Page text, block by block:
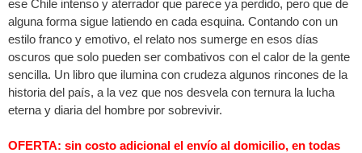
ese Chile intenso y aterrador que parece ya perdido, pero que de
alguna forma sigue latiendo en cada esquina. Contando con un
estilo franco y emotivo, el relato nos sumerge en esos días
oscuros que solo pueden ser combativos con el calor de la gente
sencilla. Un libro que ilumina con crudeza algunos rincones de la
historia del país, a la vez que nos desvela con ternura la lucha
eterna y diaria del hombre por sobrevivir.
OFERTA: sin costo adicional el envío al domicilio, en todas